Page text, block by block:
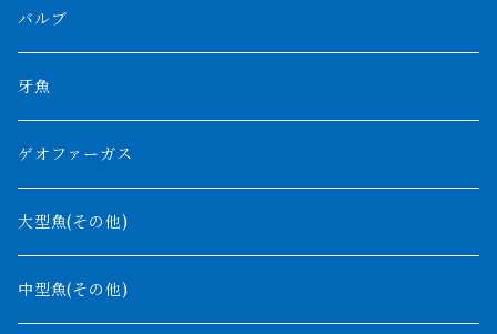
バンジャール
ノーザンバラムンディ
その他アロワナ
オモ川
アンソルギー
コウロントン
ラプラディ
ギニア
ナイジェリア
コンギクス
オルナティピンニス
中型スネークヘッド
小型スネークヘッド
バルブ
牙魚
ゲオファーガス
大型魚(その他)
中型魚(その他)